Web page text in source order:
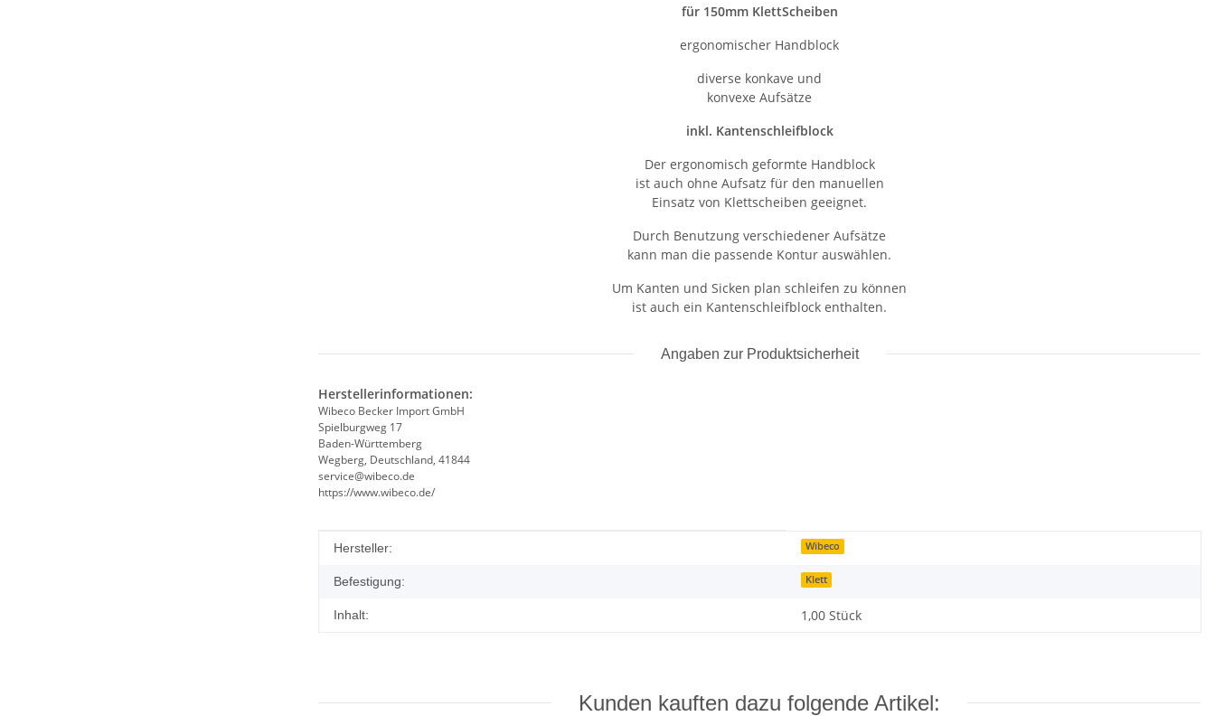
für 150mm KlettScheiben
ergonomischer Handblock
diverse konkave und
konvexe Aufsätze
inkl. Kantenschleifblock
Der ergonomisch geformte Handblock
ist auch ohne Aufsatz für den manuellen
Einsatz von Klettscheiben geeignet.
Durch Benutzung verschiedener Aufsätze
kann man die passende Kontur auswählen.
Um Kanten und Sicken plan schleifen zu können
ist auch ein Kantenschleifblock enthalten.
Angaben zur Produktsicherheit
Herstellerinformationen:
Wibeco Becker Import GmbH
Spielburgweg 17
Baden-Württemberg
Wegberg, Deutschland, 41844
service@wibeco.de
https://www.wibeco.de/
Produkteigenschaft
Wert
Hersteller: Wibeco
Befestigung: Klett
Inhalt: 1,00 Stück
Kunden kauften dazu folgende Artikel: